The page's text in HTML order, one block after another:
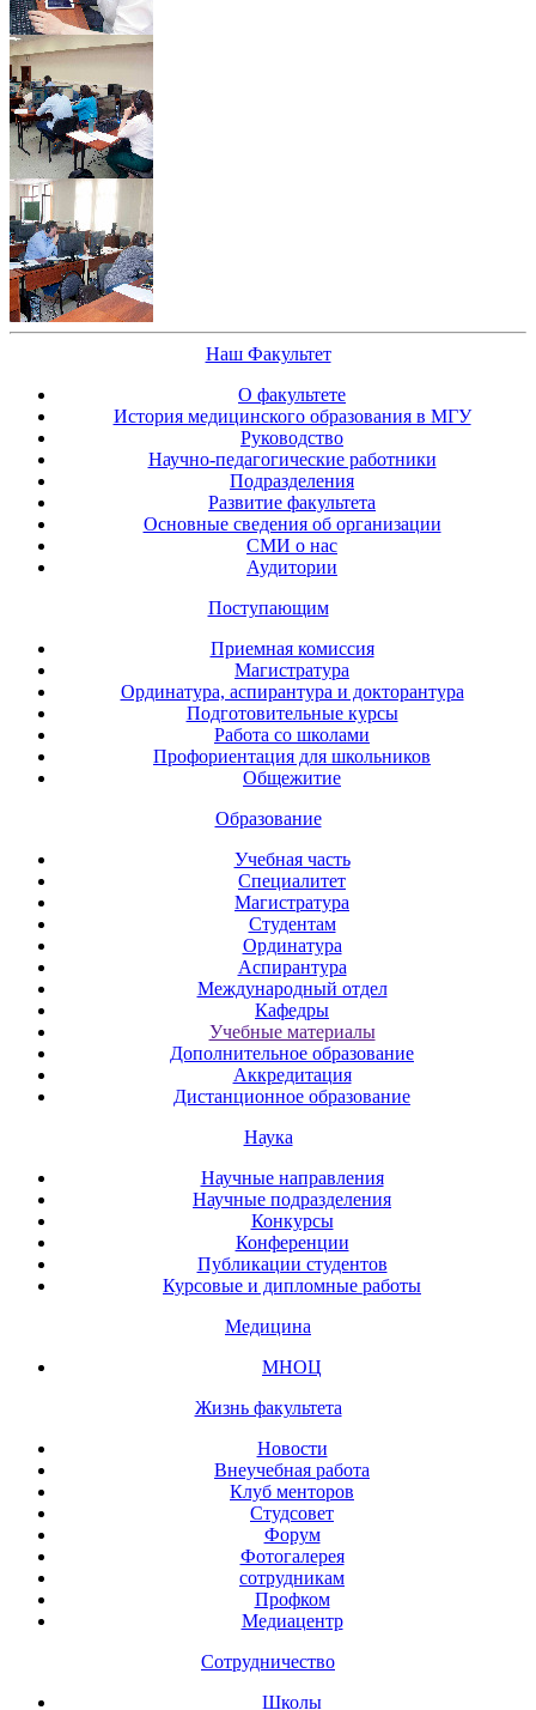
Наш Факультет
О факультете
История медицинского образования в МГУ
Руководство
Научно-педагогические работники
Подразделения
Развитие факультета
Основные сведения об организации
СМИ о нас
Аудитории
Поступающим
Приемная комиссия
Магистратура
Ординатура, аспирантура и докторантура
Подготовительные курсы
Работа со школами
Профориентация для школьников
Общежитие
Образование
Учебная часть
Специалитет
Магистратура
Студентам
Ординатура
Аспирантура
Международный отдел
Кафедры
Учебные материалы
Дополнительное образование
Аккредитация
Дистанционное образование
Наука
Научные направления
Научные подразделения
Конкурсы
Конференции
Публикации студентов
Курсовые и дипломные работы
Медицина
МНОЦ
Жизнь факультета
Новости
Внеучебная работа
Клуб менторов
Студсовет
Форум
Фотогалерея
сотрудникам
Профком
Медиацентр
Сотрудничество
Школы